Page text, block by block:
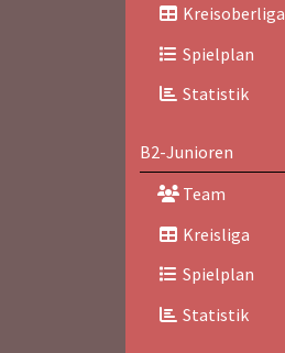
Kreisoberliga
Spielplan
Statistik
B2-Junioren
Team
Kreisliga
Spielplan
Statistik